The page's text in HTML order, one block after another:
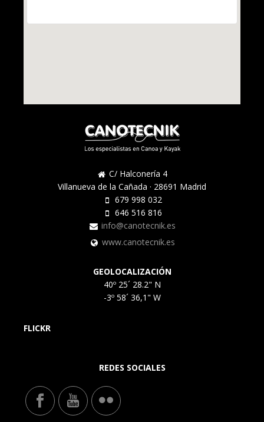
C/ Halconería 4
Villanueva de la Cañada · 28691 Madrid
679 998 032
646 516 816
info@canotecnik.es
www.canotecnik.es
GEOLOCALIZACIÓN
40º 25´ 28.2" N
-3º 58´ 36,1" W
FLICKR
REDES SOCIALES